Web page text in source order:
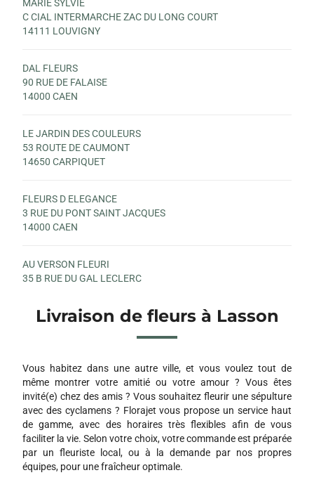
MARIE SYLVIE
C CIAL INTERMARCHE ZAC DU LONG COURT
14111 LOUVIGNY
DAL FLEURS
90 RUE DE FALAISE
14000 CAEN
LE JARDIN DES COULEURS
53 ROUTE DE CAUMONT
14650 CARPIQUET
FLEURS D ELEGANCE
3 RUE DU PONT SAINT JACQUES
14000 CAEN
AU VERSON FLEURI
35 B RUE DU GAL LECLERC
AUX ROSES LILAS
53 RUE DE CAEN
14480 CREULLY
NACREA FLEURS
2 RUE TALBOT
Livraison de fleurs à Lasson
Vous habitez dans une autre ville, et vous voulez tout de
même montrer votre amitié ou votre amour ? Vous êtes
invité(e) chez des amis ? Vous souhaitez fleurir une sépulture
avec des cyclamens ? Florajet vous propose un service haut
de gamme, avec des horaires très flexibles afin de vous
faciliter la vie. Selon votre choix, votre commande est préparée
par un fleuriste local, ou à la demande par nos propres
équipes, pour une fraîcheur optimale.